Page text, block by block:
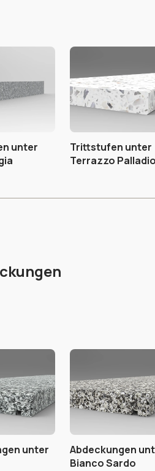
unter
Trittstufen unter
Terrazzo Palladio
unter
Abdeckungen
Bianco Sardo